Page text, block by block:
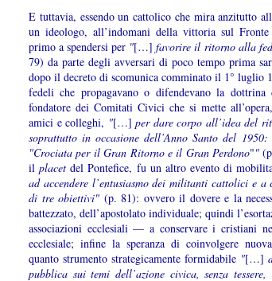
E tuttavia, essendo un cattolico che mira anzitutto
un ideologo, all’indomani della vittoria sul
primo a spendersi per "[…]favorire il ritorno alla
79) da parte degli avversari di poco tempo prima
dopo il decreto di scomunica comminato il 1° luglio
fedeli che propagavano o difendevano la
fondatore dei Comitati Civici che si mette
amici e colleghi, "[…]per dare corpo all’idea del
soprattutto in occasione dell’Anno Santo del
"Crociata per il Gran Ritorno e il Gran Perdono""
ilplacet del Pontefice, fu un altro evento di
ad accendere l’entusiasmo dei militanti cattolici e a
di tre obiettivi" (p. 81): ovvero il dovere e la
battezzato, dell’apostolato individuale; quindi
associazioni ecclesiali — a conservare i cristiani
ecclesiale; infine la speranza di coinvolgere
quanto strumento strategicamente formidabile "[…]
pubblica sui temi dell’azione civica, senza